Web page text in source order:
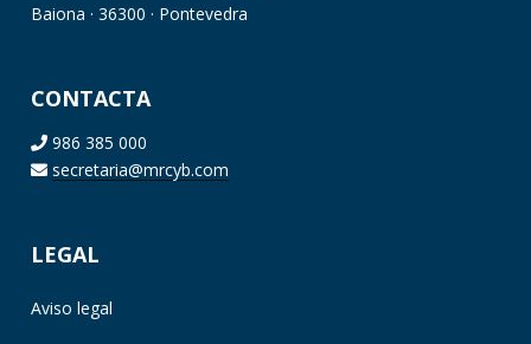
Baiona · 36300 · Pontevedra
CONTACTA
986 385 000
secretaria@mrcyb.com
LEGAL
Aviso legal